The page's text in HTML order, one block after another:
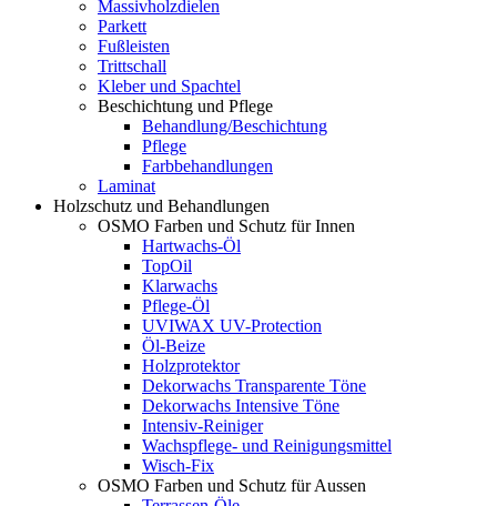
Massivholzdielen
Parkett
Fußleisten
Trittschall
Kleber und Spachtel
Beschichtung und Pflege
Behandlung/Beschichtung
Pflege
Farbbehandlungen
Laminat
Holzschutz und Behandlungen
OSMO Farben und Schutz für Innen
Hartwachs-Öl
TopOil
Klarwachs
Pflege-Öl
UVIWAX UV-Protection
Öl-Beize
Holzprotektor
Dekorwachs Transparente Töne
Dekorwachs Intensive Töne
Intensiv-Reiniger
Wachspflege- und Reinigungsmittel
Wisch-Fix
OSMO Farben und Schutz für Aussen